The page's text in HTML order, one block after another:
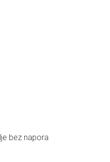
bez napora